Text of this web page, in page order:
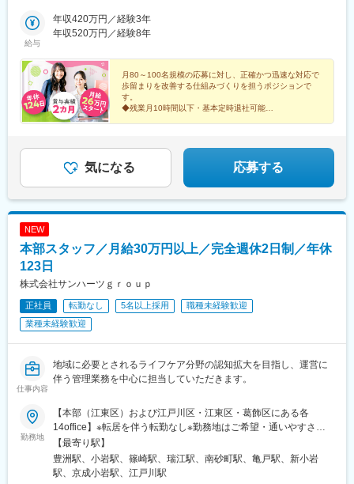
給与
年収420万円／経験3年
年収520万円／経験8年
月80～100名規模の応募に対し、正確かつ迅速な対応で
歩留まりを改善する仕組みづくりを担うポジションで
す。
◆残業月10時間以下・基本定時退社可能
気になる 応募する
NEW
本部スタッフ／月給30万円以上／完全週休2日制／年休
123日
株式会社サンハーツｇｒｏｕｐ
正社員 転勤なし 5名以上採用
職種未経験歓迎
業種未経験歓迎
仕事内容
地域に必要とされるライフケア分野の認知拡大を目指し、運営に
伴う管理業務を中心に担当していただきます。
勤務地
【本部（江東区）および江戸川区・江東区・葛飾区にある各
14office】※転居を伴う転勤なし※勤務地はご希望・通いやすさを
考慮の上で決定します＼現在の目標は「2029年中に30拠点」／
2026年7月に1６、17、18棟目となるofficeのOPENを控え、2026
年中に19、20棟目、2027年中に21、22、23棟目、そして2029年
【最寄り駅】
豊洲駅、小岩駅、篠崎駅、瑞江駅、南砂町駅、亀戸駅、新小岩
駅、京成小岩駅、江戸川駅